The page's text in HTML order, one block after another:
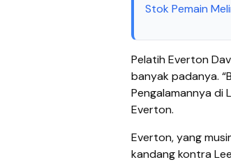
Stok Pemain
Pelatih Everton
banyak padanya.
Pengalamannya di
Everton.
Everton, yang
kandang kontra